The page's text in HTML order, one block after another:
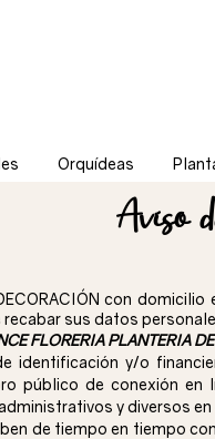
Orquídeas
Aviso
DECORACIÓN con
sus datos
FLORERIA PLANTERIA
identificación y/o
público de conexión en
y diversos
de tiempo en tiempo